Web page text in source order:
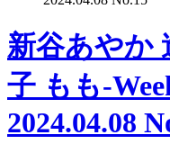
新谷あやか
子 もも-
2024.04.08